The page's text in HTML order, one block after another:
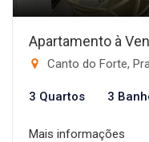
Apartamento à
Canto do Forte,
3 Quartos 3
Mais informações